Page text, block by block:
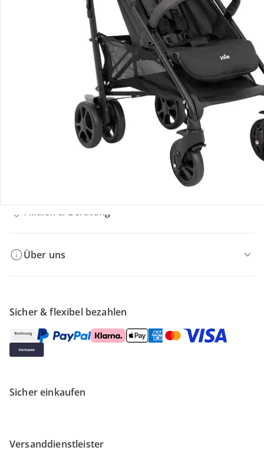
Bestellung & Lieferung
Retoure & Reklamation
Gutscheine & Aktionen
Filialen & Beratung
Über uns
Sicher & flexibel bezahlen
Sicher einkaufen
Versanddienstleister